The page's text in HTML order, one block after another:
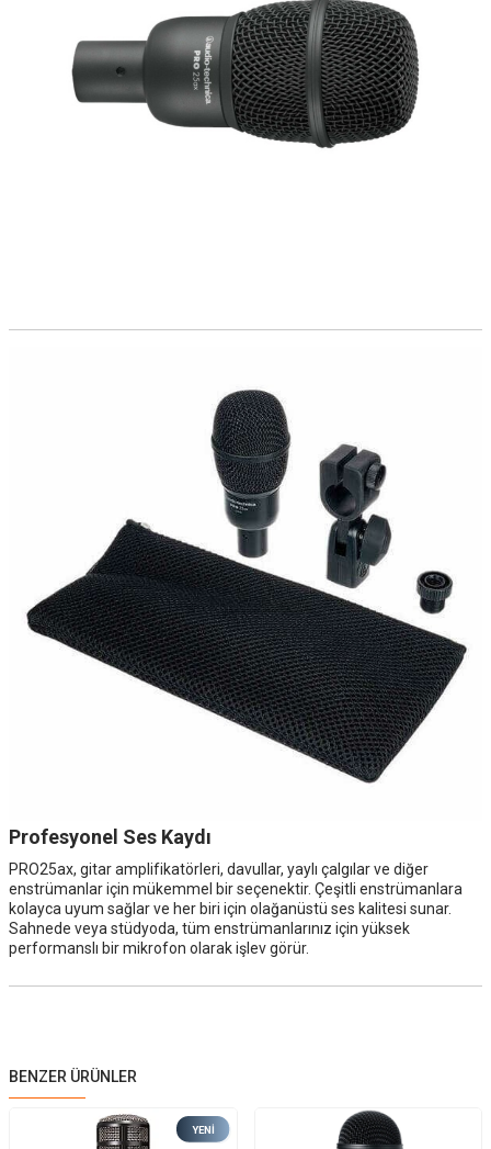
Profesyonel Ses Kaydı
PRO25ax, gitar amplifikatörleri, davullar, yaylı çalgılar ve diğer
enstrümanlar için mükemmel bir seçenektir. Çeşitli enstrümanlara
kolayca uyum sağlar ve her biri için olağanüstü ses kalitesi sunar.
Sahnede veya stüdyoda, tüm enstrümanlarınız için yüksek
performanslı bir mikrofon olarak işlev görür.
BENZER ÜRÜNLER
YENI